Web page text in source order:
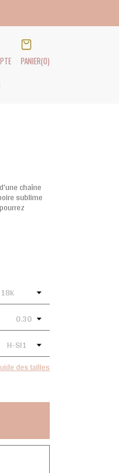
PANIER(0)
chaîne
sublime
des tailles